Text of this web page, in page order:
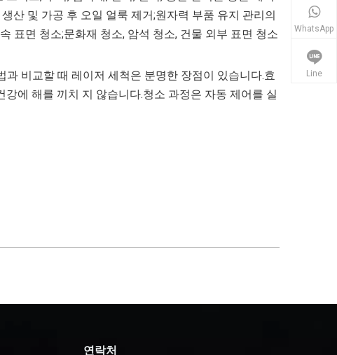
산 및 가공 후 오일 얼룩 제거;원자력 부품 유지 관리의
표면 청소;문화재 청소, 암석 청소, 건물 외부 표면 청소
비교할 때 레이저 세척은 분명한 장점이 있습니다.효
에 해를 끼치 지 않습니다.청소 과정은 자동 제어를 실
WhatsApp
Line
연락처